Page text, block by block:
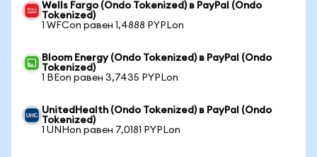
Wells Fargo (Ondo Tokenized) в PayPal (Ondo
Tokenized)
1 WFCon равен 1,4888 PYPLon
Bloom Energy (Ondo Tokenized) в PayPal (Ondo
Tokenized)
1 BEon равен 3,7435 PYPLon
UnitedHealth (Ondo Tokenized) в PayPal (Ondo
Tokenized)
1 UNHon равен 7,0181 PYPLon